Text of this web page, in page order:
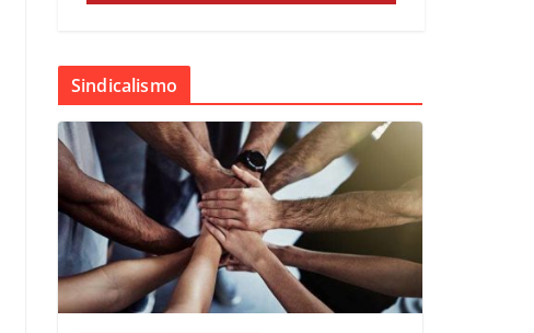
Sindicalismo